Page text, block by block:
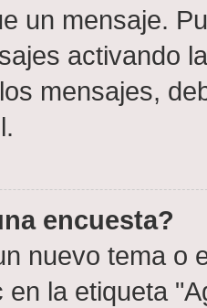
un mensaje.
activando
mensajes,
encuesta?
nuevo tema o
en la etiqueta